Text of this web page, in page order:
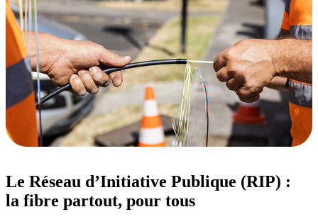
Le Réseau d’Initiative Publique (RIP) :
la fibre partout, pour tous